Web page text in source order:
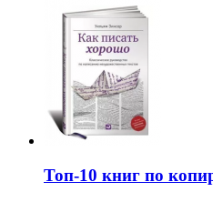
Топ-10 книг по